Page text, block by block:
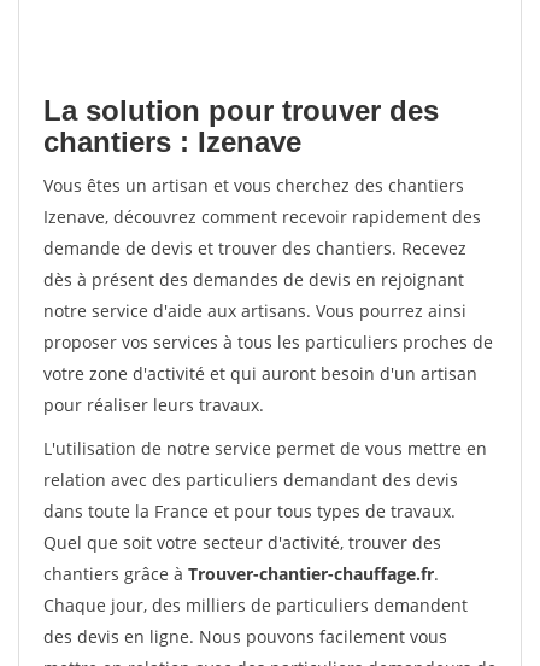
La solution pour trouver des
chantiers : Izenave
Vous êtes un artisan et vous cherchez des chantiers
Izenave, découvrez comment recevoir rapidement des
demande de devis et trouver des chantiers. Recevez
dès à présent des demandes de devis en rejoignant
notre service d'aide aux artisans. Vous pourrez ainsi
proposer vos services à tous les particuliers proches de
votre zone d'activité et qui auront besoin d'un artisan
pour réaliser leurs travaux.
L'utilisation de notre service permet de vous mettre en
relation avec des particuliers demandant des devis
dans toute la France et pour tous types de travaux.
Quel que soit votre secteur d'activité, trouver des
chantiers grâce à Trouver-chantier-chauffage.fr.
Chaque jour, des milliers de particuliers demandent
des devis en ligne. Nous pouvons facilement vous